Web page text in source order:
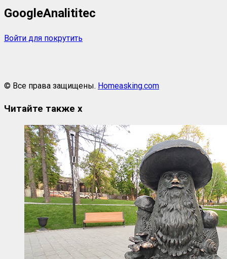
GoogleAnalititec
Войти для покрутить
© Все права защищены. Homeasking.com
Читайте также x